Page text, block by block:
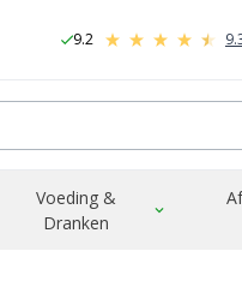
check9.2
Voeding &
Dranken
expand_more